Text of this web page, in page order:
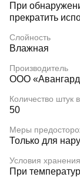
При
прекратить
Слойность
Влажная
Производитель
ООО
Количество штук
50
Меры
Только для
Условия хранения
При